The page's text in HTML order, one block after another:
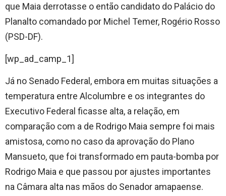
que Maia derrotasse o então candidato do Palácio do
Planalto comandado por Michel Temer, Rogério Rosso
(PSD-DF).
[wp_ad_camp_1]
Já no Senado Federal, embora em muitas situações a
temperatura entre Alcolumbre e os integrantes do
Executivo Federal ficasse alta, a relação, em
comparação com a de Rodrigo Maia sempre foi mais
amistosa, como no caso da aprovação do Plano
Mansueto, que foi transformado em pauta-bomba por
Rodrigo Maia e que passou por ajustes importantes
na Câmara alta nas mãos do Senador amapaense.